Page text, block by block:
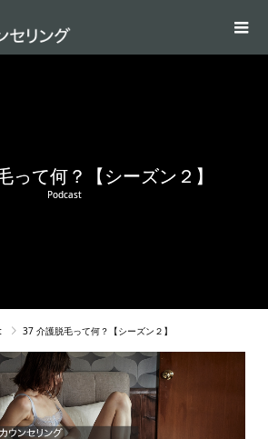
って何？【シーズン２】
Podcast
37 介護脱毛って何？【シーズン２】